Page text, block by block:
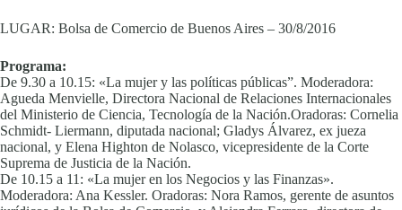
LUGAR: Bolsa de Comercio de Buenos Aires – 30/8/2016
Programa:
De 9.30 a 10.15: «La mujer y las políticas públicas”. Moderadora:
Agueda Menvielle, Directora Nacional de Relaciones Internacionales
del Ministerio de Ciencia, Tecnología de la Nación.Oradoras: Cornelia
Schmidt- Liermann, diputada nacional; Gladys Álvarez, ex jueza
nacional, y Elena Highton de Nolasco, vicepresidente de la Corte
Suprema de Justicia de la Nación.
De 10.15 a 11: «La mujer en los Negocios y las Finanzas».
Moderadora: Ana Kessler. Oradoras: Nora Ramos, gerente de asuntos